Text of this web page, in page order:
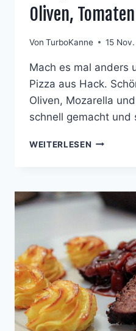
Oliven,
Von TurboKanne 15
Mach es mal anders
Pizza aus Hack.
Oliven, Mozarella
schnell gemacht und
WEITERLESEN
TOMATEN
UND